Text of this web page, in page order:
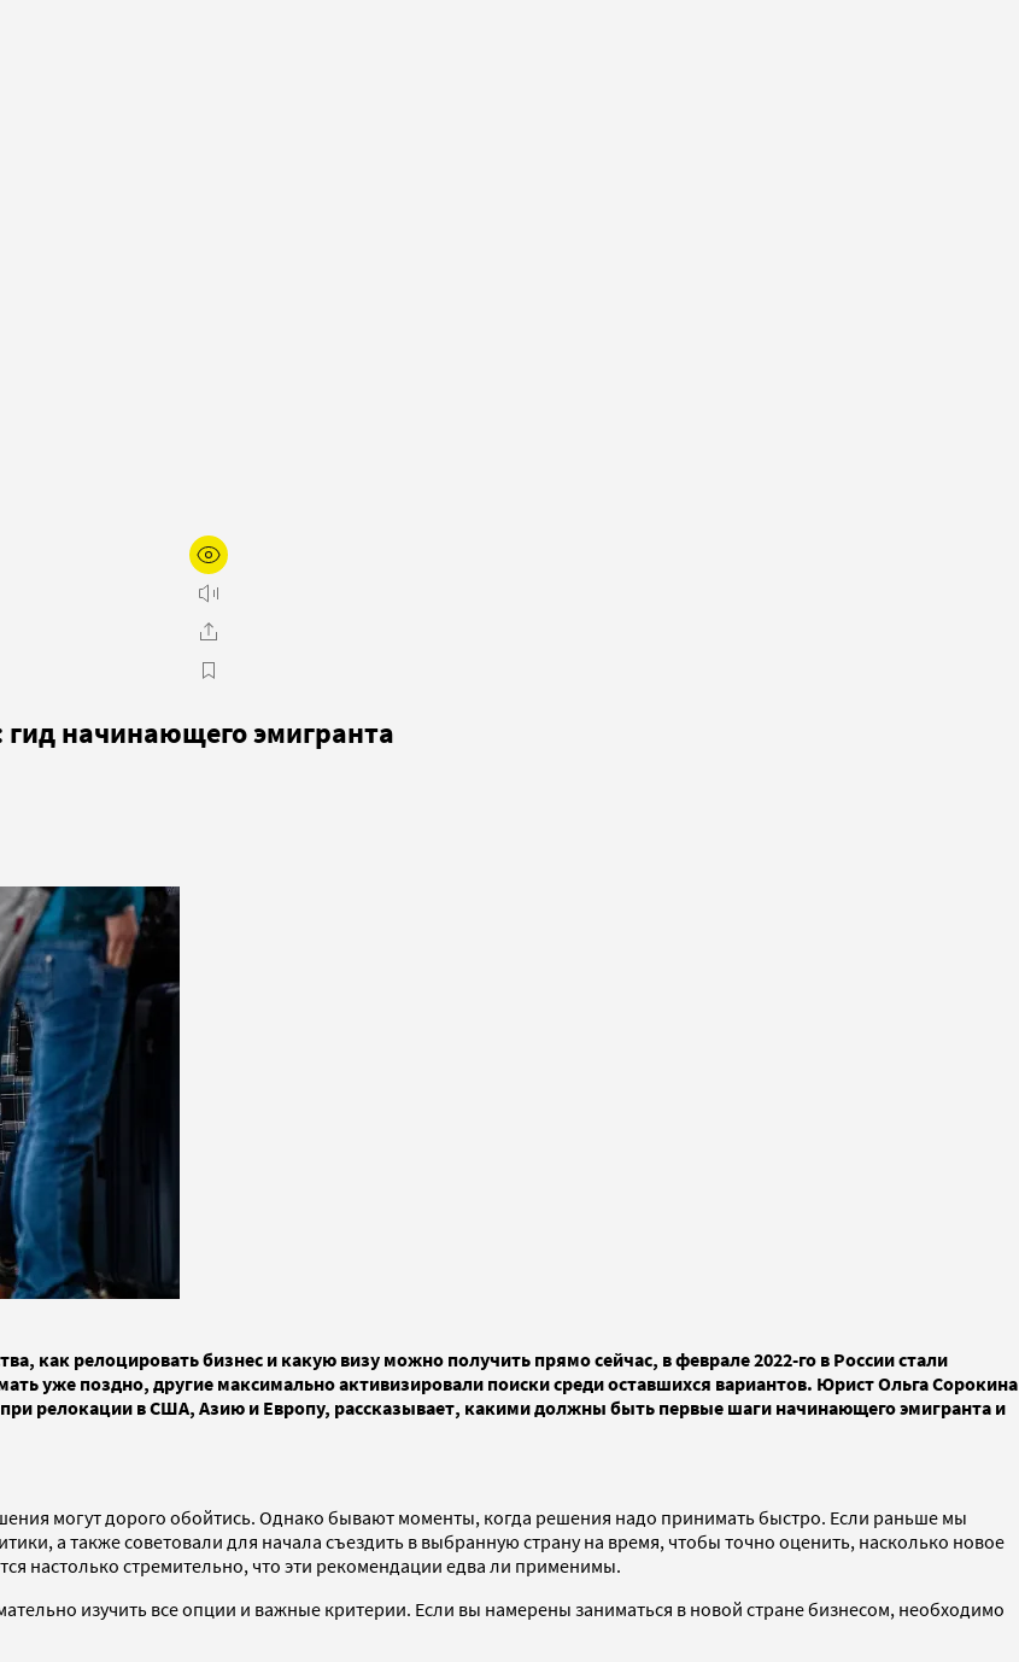
начинающего эмигранта
как релоцировать бизнес и какую визу можно получить прямо сейчас, в феврале 2022-го в России стали
уже поздно, другие максимально активизировали поиски среди оставшихся вариантов. Юрист Ольга Сорокина
релокации в США, Азию и Европу, рассказывает, какими должны быть первые шаги начинающего эмигранта и
могут дорого обойтись. Однако бывают моменты, когда решения надо принимать быстро. Если раньше мы
а также советовали для начала съездить в выбранную страну на время, чтобы точно оценить, насколько новое
настолько стремительно, что эти рекомендации едва ли применимы.
изучить все опции и важные критерии. Если вы намерены заниматься в новой стране бизнесом, необходимо